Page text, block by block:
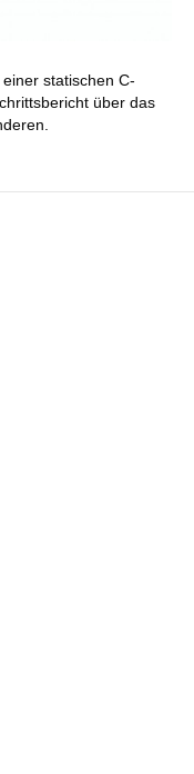
statischen C-
über das